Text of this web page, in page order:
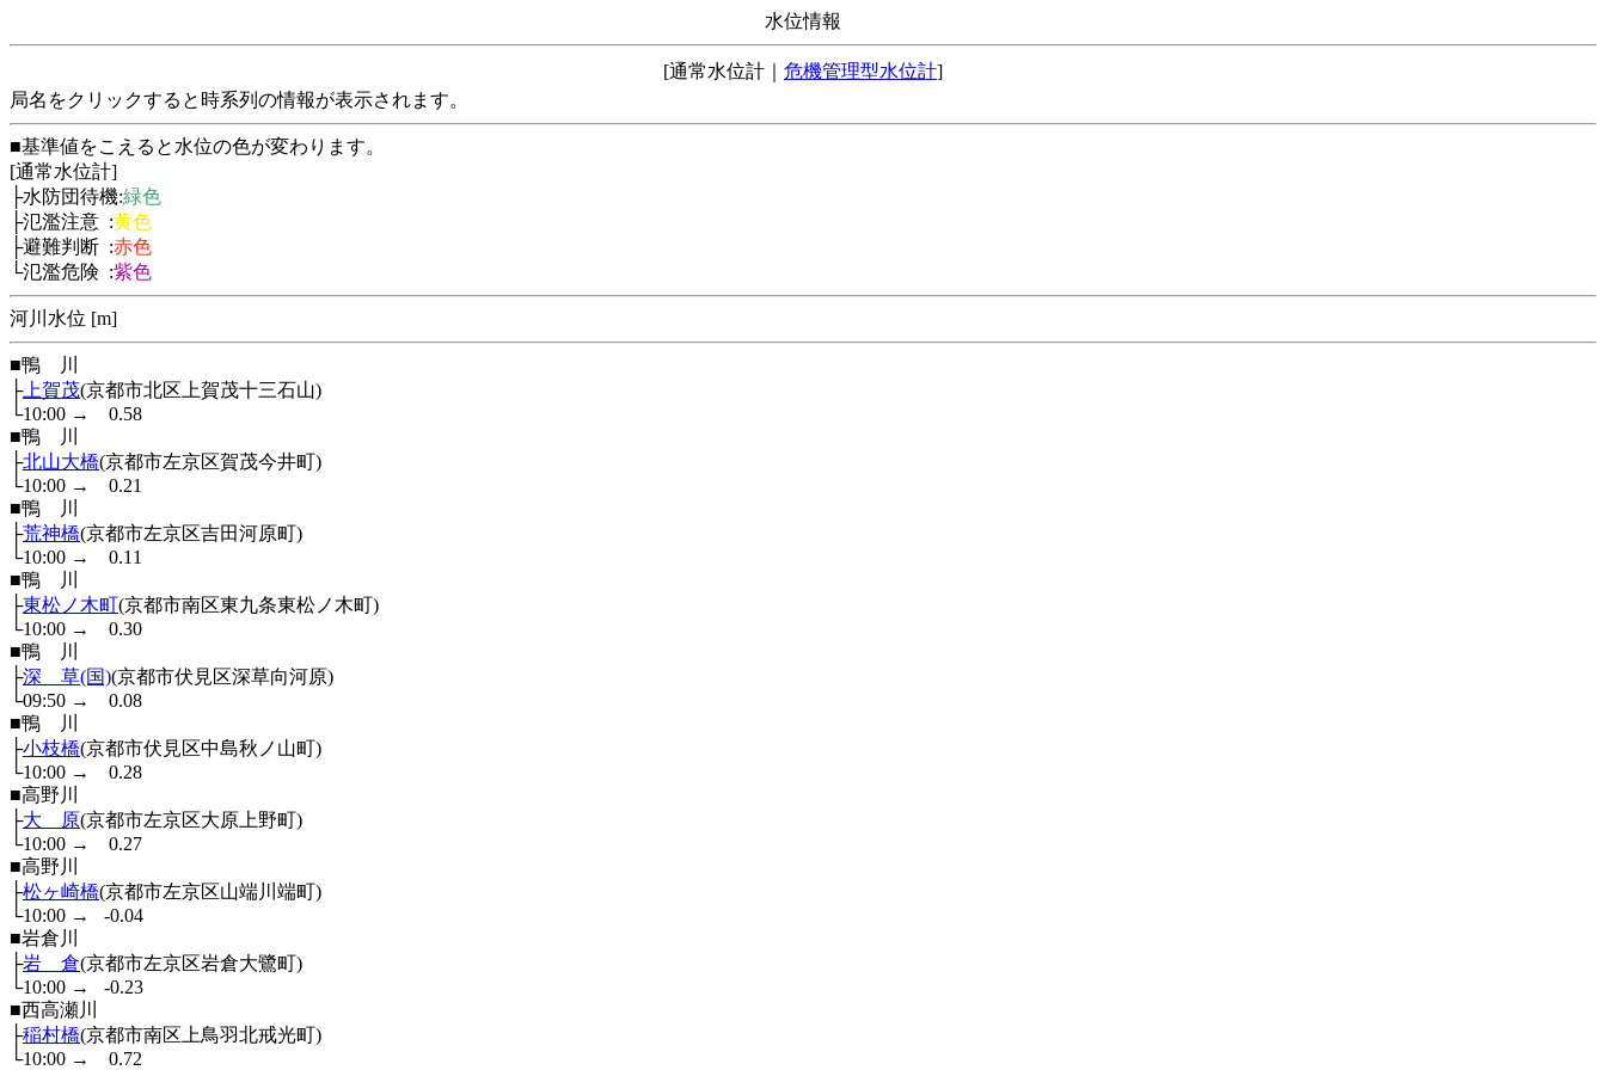
水位情報
[通常水位計｜ 危機管理型水位計]
局名をクリックすると時系列の情報が表示されます。
■基準値をこえると水位の色が変わります。
[通常水位計]
├水防団待機:緑色
├氾濫注意 :黄色
├避難判断 :赤色
└氾濫危険 :紫色
河川水位 [m]
■鴨 川
├上賀茂(京都市北区上賀茂十三石山)
└10:00 →
0.58
■鴨 川
├北山大橋(京都市左京区賀茂今井町)
└10:00 →
0.21
■鴨 川
├荒神橋(京都市左京区吉田河原町)
└10:00 →
0.11
■鴨 川
├東松ノ木町(京都市南区東九条東松ノ木町)
└10:00 →
0.30
■鴨 川
├深 草(国)(京都市伏見区深草向河原)
└09:50 →
0.08
■鴨 川
├小枝橋(京都市伏見区中島秋ノ山町)
└10:00 →
0.28
■高野川
├大 原(京都市左京区大原上野町)
└10:00 →
0.27
■高野川
├松ヶ崎橋(京都市左京区山端川端町)
└10:00 →
-0.04
■岩倉川
├岩 倉(京都市左京区岩倉大鷺町)
└10:00 →
-0.23
■西高瀬川
├稲村橋(京都市南区上鳥羽北戒光町)
└10:00 → 0.72